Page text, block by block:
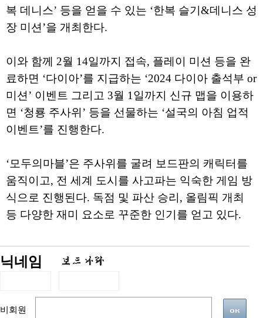
복 데니스’ 등을 얻을 수 있는 ‘한복 슬기&데니스 성
장 미션’을 개최한다.
이와 함께 2월 14일까지 접속, 플레이 미션 등을 완
료하면 ‘다이아’를 지급하는 ‘2024 다이아 출석부 or
미션’ 이벤트 그리고 3월 1일까지 신규 맵을 이용하
면 ‘청룡 주사위’ 등을 선물하는 ‘설국의 아침 업적
이벤트’를 진행한다.
‘모두의마블’은 주사위를 굴려 보드판의 캐릭터를
움직이고, 전 세계 도시를 사고파는 익숙한 게임 방
식으로 진행된다. 독점 및 파산 승리, 올림픽 개최
등 다양한 재미 요소로 꾸준한 인기를 얻고 있다.
닉네임
비회원